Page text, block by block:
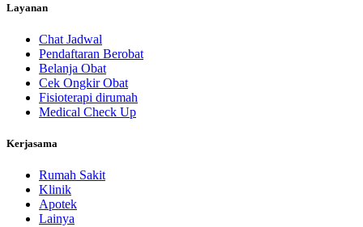
Layanan
Chat Jadwal
Pendaftaran Berobat
Belanja Obat
Cek Ongkir Obat
Fisioterapi dirumah
Medical Check Up
Kerjasama
Rumah Sakit
Klinik
Apotek
Lainya